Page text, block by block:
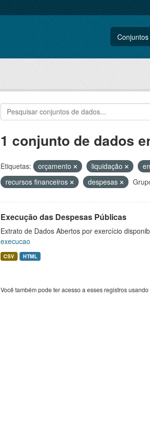
1 conjunto de dados
Etiquetas: orçamento liquidação
recursos financeiros
despesas
Execução das Despesas Públicas
Extrato de Dados Abertos por exercício
execucao
CSV HTML
Você também pode ter acesso a esses registros usando